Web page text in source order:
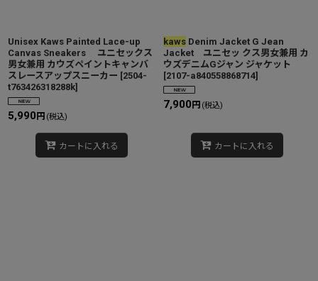
Unisex Kaws Painted Lace-up
Canvas Sneakers ユニセックス
男女兼用 カウズペイントキャンバ
スレースアップスニーカー [2504-
t763426318288k]
5,990 円 (税込)
カートに入れる
kaws Denim Jacket G Jean
Jacket ユニセッ クス男女兼用 カ
ウズデニムGジャン ジャケット
[2107-a840558868714]
7,900 円 (税込)
カートに入れる